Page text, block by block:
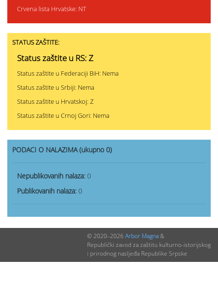
Crvena lista Hrvatske: NT
STATUS ZAŠTITE:
Status zaštite u RS: Z
Status zaštite u Federaciji BiH: Nema
Status zaštite u Srbiji: Nema
Status zaštite u Hrvatskoj: Z
Status zaštite u Crnoj Gori: Nema
PODACI O NALAZIMA (ukupno 0)
Nepublikovanih nalaza: 0
Publikovanih nalaza: 0
© 2020–2026 Arbor Magna&
Republički zavod za zaštitu kulturno-istorijskog
i prirodnog nasljeđa Republike Srpske